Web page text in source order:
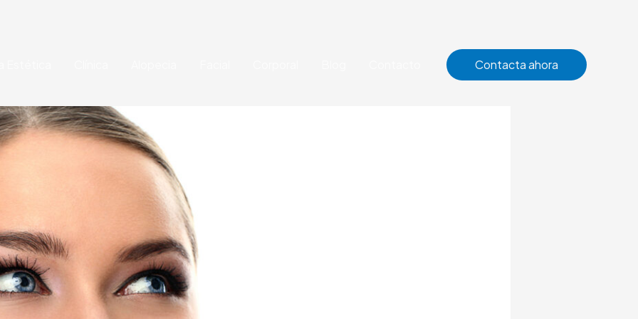
Contacta ahora